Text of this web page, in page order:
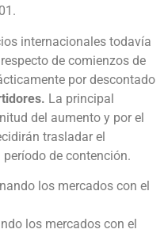
internacionales todavía
de comienzos de
por descontado
La principal
del aumento y por el
trasladar el
de contención.
los mercados con el